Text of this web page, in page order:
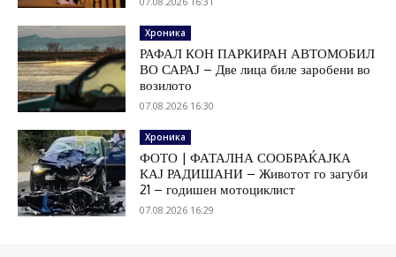
Хроника
РАФАЛ КОН ПАРКИРАН АВТОМОБИЛ
ВО САРАЈ – Две лица биле заробени во
возилото
07.08.2026 16:30
Хроника
ФОТО | ФАТАЛНА СООБРАЌАЈКА
КАЈ РАДИШАНИ – Животот го загуби
21 – годишен мотоциклист
07.08.2026 16:29